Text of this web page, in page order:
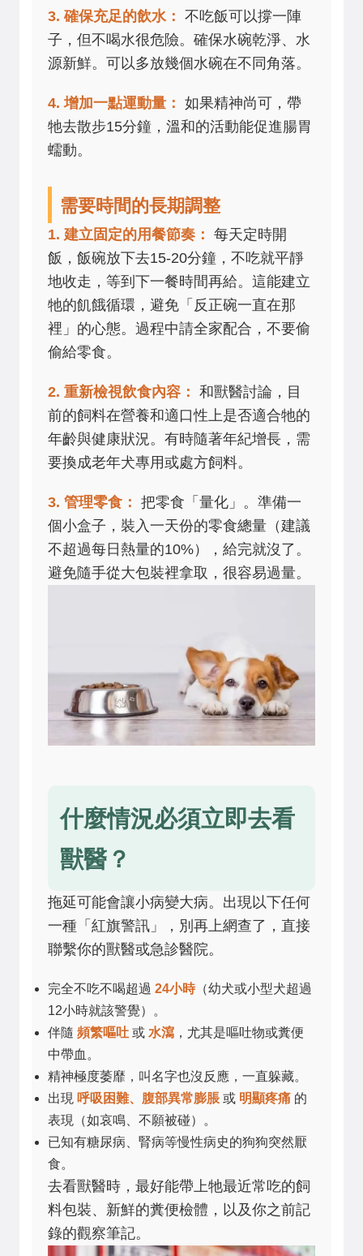
3. 確保充足的飲水： 不吃飯可以撐一陣
子，但不喝水很危險。確保水碗乾淨、水
源新鮮。可以多放幾個水碗在不同角落。
4. 增加一點運動量： 如果精神尚可，帶
牠去散步15分鐘，溫和的活動能促進腸胃
蠕動。
需要時間的長期調整
1. 建立固定的用餐節奏： 每天定時開
飯，飯碗放下去15-20分鐘，不吃就平靜
地收走，等到下一餐時間再給。這能建立
牠的飢餓循環，避免「反正碗一直在那
裡」的心態。過程中請全家配合，不要偷
偷給零食。
2. 重新檢視飲食內容： 和獸醫討論，目
前的飼料在營養和適口性上是否適合牠的
年齡與健康狀況。有時隨著年紀增長，需
要換成老年犬專用或處方飼料。
3. 管理零食： 把零食「量化」。準備一
個小盒子，裝入一天份的零食總量（建議
不超過每日熱量的10%），給完就沒了。
避免隨手從大包裝裡拿取，很容易過量。
什麼情況必須立即去看
獸醫？
拖延可能會讓小病變大病。出現以下任何
一種「紅旗警訊」，別再上網查了，直接
聯繫你的獸醫或急診醫院。
完全不吃不喝超過 24小時（幼犬或小型犬超過
12小時就該警覺）。
伴隨 頻繁嘔吐 或 水瀉 ，尤其是嘔吐物或糞便
中帶血。
精神極度萎靡，叫名字也沒反應，一直躲藏。
出現 呼吸困難、腹部異常膨脹 或 明顯疼痛 的
表現（如哀鳴、不願被碰）。
已知有糖尿病、腎病等慢性病史的狗狗突然厭
食。
去看獸醫時，最好能帶上牠最近常吃的飼
料包裝、新鮮的糞便檢體，以及你之前記
錄的觀察筆記。